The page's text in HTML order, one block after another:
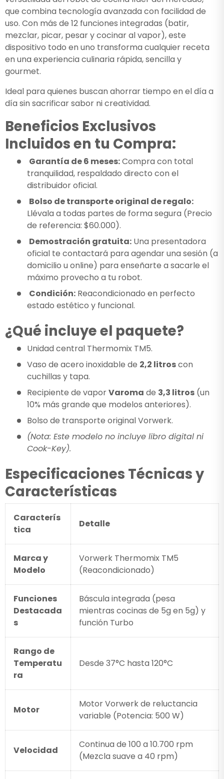
que combina tecnología avanzada con facilidad de
uso. Con más de 12 funciones integradas (batir,
mezclar, picar, pesar y cocinar al vapor), este
dispositivo todo en uno transforma cualquier receta
en una experiencia culinaria rápida, sencilla y
gourmet.
Ideal para quienes buscan ahorrar tiempo en el día a
día sin sacrificar sabor ni creatividad.
Beneficios Exclusivos
Incluidos en tu Compra:
Garantía de 6 meses:Compra con total
tranquilidad, respaldado directo con el
distribuidor oficial.
Bolso de transporte original de regalo:
Llévala a todas partes de forma segura (Precio
de referencia: $60.000).
Demostración gratuita: Una presentadora
oficial te contactará para agendar una sesión (a
domicilio u online) para enseñarte a sacarle el
máximo provecho a tu robot.
Condición: Reacondicionado en perfecto
estado estético y funcional.
¿Qué incluye el paquete?
Unidad central Thermomix TM5.
Vaso de acero inoxidable de 2,2 litroscon
cuchillas y tapa.
Recipiente de vaporVaroma de 3,3 litros (un
10% más grande que modelos anteriores).
Bolso de transporte original Vorwerk.
(Nota: Este modelo no incluye libro digital ni
Cook-Key).
Especificaciones Técnicas y
Características
Caracterís
tica
Detalle
Marca y
Modelo
Vorwerk Thermomix TM5
(Reacondicionado)
Funciones
Destacada
s
Báscula integrada (pesa
mientras cocinas de 5g en 5g) y
función Turbo
Rango de
Temperatu
ra
Desde 37°C hasta 120°C
Motor
Motor Vorwerk de reluctancia
variable (Potencia: 500 W)
Velocidad
Continua de 100 a 10.700 rpm
(Mezcla suave a 40 rpm)